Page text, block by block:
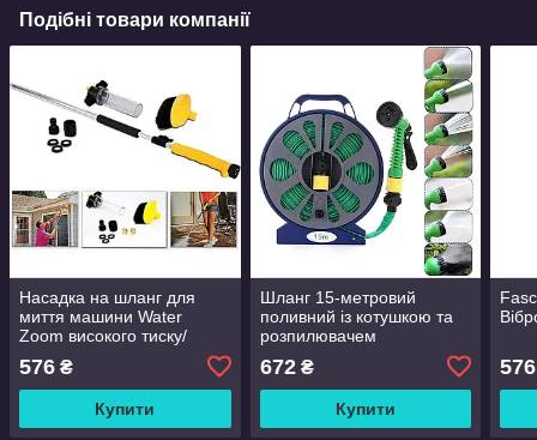
Подібні товари компанії
Насадка на шланг для
миття машини Water
Zoom високого тиску/
576 ₴
Купити
Шланг 15-метровий
поливний із котушкою та
розпилювачем
672₴
Купити
576